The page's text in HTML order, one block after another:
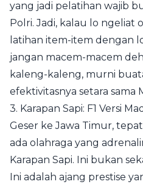
yang jadi pelatihan wajib
Polri. Jadi, kalau lo ngeliat
latihan item-item dengan
jangan macem-macem
kaleng-kaleng, murni
efektivitasnya setara sama
3. Karapan Sapi: F1 Versi
Geser ke Jawa Timur,
ada olahraga yang
Karapan Sapi. Ini bukan
Ini adalah ajang prestise